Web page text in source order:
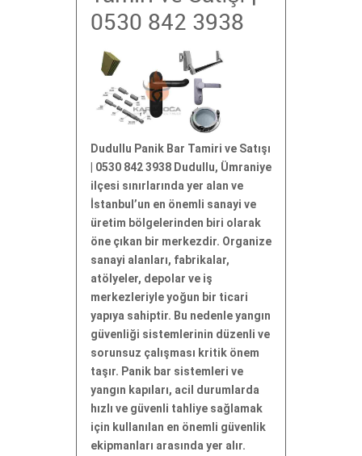
0530 842 3938
Dudullu Panik Bar Tamiri ve Satışı
| 0530 842 3938 Dudullu, Ümraniye
ilçesi sınırlarında yer alan ve
İstanbul’un en önemli sanayi ve
üretim bölgelerinden biri olarak
öne çıkan bir merkezdir. Organize
sanayi alanları, fabrikalar,
atölyeler, depolar ve iş
merkezleriyle yoğun bir ticari
yapıya sahiptir. Bu nedenle yangın
güvenliği sistemlerinin düzenli ve
sorunsuz çalışması kritik önem
taşır. Panik bar sistemleri ve
yangın kapıları, acil durumlarda
hızlı ve güvenli tahliye sağlamak
için kullanılan en önemli güvenlik
ekipmanları arasında yer alır.